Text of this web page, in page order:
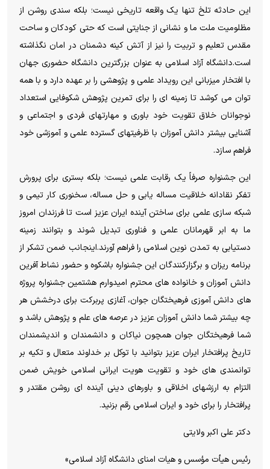
این حادثه تلخ تنها یک واقعه تاریخی نیست؛ بلکه سندی روشن از
مظلومیت ملت ما و نشانی از جنایتی است که حتی کودکان و ساحت
مقدس تعلیم و تربیت را نیز از آتش کینه دشمنان در امان نگذاشته
است.دانشگاه آزاد اسلامی به عنوان بزرگترین دانشگاه حضوری جهان
با افتخار میزبانی این رویداد علمی و پژوهشی را بر عهده دارد و با همه
توان می کوشد تا زمینه ای را برای تمرین پژوهش شکوفایی استعداد
نوجوانان خلاق تقویت خود باوری و مهارتهای فردی و اجتماعی و
آشنایی بیشتر دانش آموزان با ظرفیتهای گسترده علمی و آموزشی خود
فراهم سازد.
این جشنواره صرفاً یک رقابت علمی نیست؛ بلکه بستری برای پرورش
تفکر نقادانه خلاقیت مساله یابی و حل مساله، سخنوری کار تیمی و
شبکه سازی علمی برای ساختن آینده ایران عزیز است تا فرزندان امروز
ما به ابر قهرمانان علمی و فناوری تبدیل شوند و بتوانند زمینه
دستیابی به تمدن نوین اسلامی را فراهم آورند.اینجانب ضمن تشکر از
برنامه ریزان و برگزارکنندگان این جشنواره باشکوه و حضور نشاط آفرین
دانش آموزان و خانواده های محترم امیدوارم هشتمین جشنواره پروژه
های دانش آموزی فرهیختگان جوان، آغازی پربرکت برای درخشش هر
چه بیشتر شما دانش آموزان عزیز در عرصه های علم و پژوهش باشد و
شما فرهیختگان جوان همچون نیاکان و دانشمندان و اندیشمندان
تاریخ پرافتخار ایران عزیز بتوانید با توکل بر خداوند متعال و تکیه بر
توانمندی های خود و تقویت هویت ایرانی اسلامی خویش ضمن
التزام به ارزشهای اخلاقی و باورهای دینی آینده ای روشن مقتدر و
پرافتخار را برای خود و ایران اسلامی رقم بزنید.
دکتر علی اکبر ولایتی
رئیس هیأت مؤسس و هیات امنای دانشگاه آزاد اسلامی»